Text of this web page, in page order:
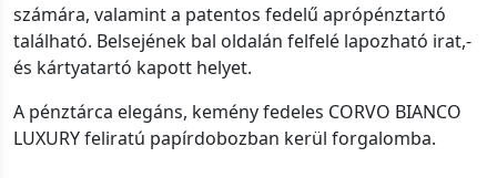
számára, valamint a patentos fedelű aprópénztartó
található. Belsejének bal oldalán felfelé lapozható irat,-
és kártyatartó kapott helyet.
A pénztárca elegáns, kemény fedeles CORVO BIANCO
LUXURY feliratú papírdobozban kerül forgalomba.